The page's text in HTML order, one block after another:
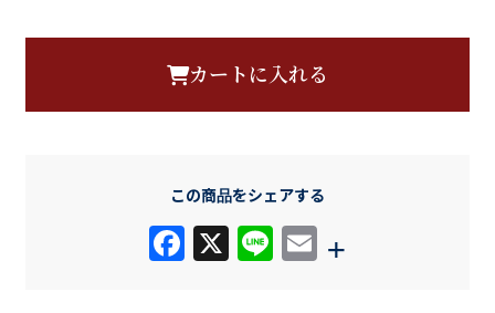
カートに入れる
この商品をシェアする
F X Li E
+